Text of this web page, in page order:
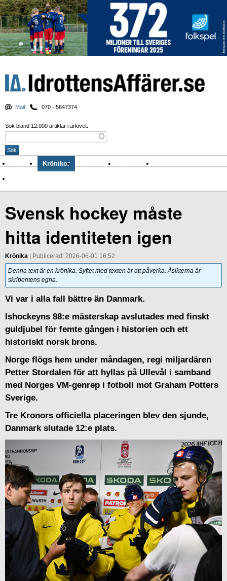
Mail 070 - 5647374
Sök bland 12.000 artiklar i arkivet:
Nyheter Krönikor Sport & spel Nyhetsbrev
Svensk hockey måste
hitta identiteten igen
Krönika | Publicerad: 2026-06-01 16:52
Denna text är en krönika. Syftet med texten är att påverka. Åsikterna är
skribentens egna.
Vi var i alla fall bättre än Danmark.
Ishockeyns 88:e mästerskap avslutades med finskt
guldjubel för femte gången i historien och ett
historiskt norsk brons.
Norge flögs hem under måndagen, regi miljardären
Petter Stordalen för att hyllas på Ullevål i samband
med Norges VM-genrep i fotboll mot Graham Potters
Sverige.
Tre Kronors officiella placeringen blev den sjunde,
Danmark slutade 12:e plats.